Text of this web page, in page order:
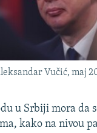
BIH 2024.
Vučić, maj
u Srbiji mora da
kako na nivou